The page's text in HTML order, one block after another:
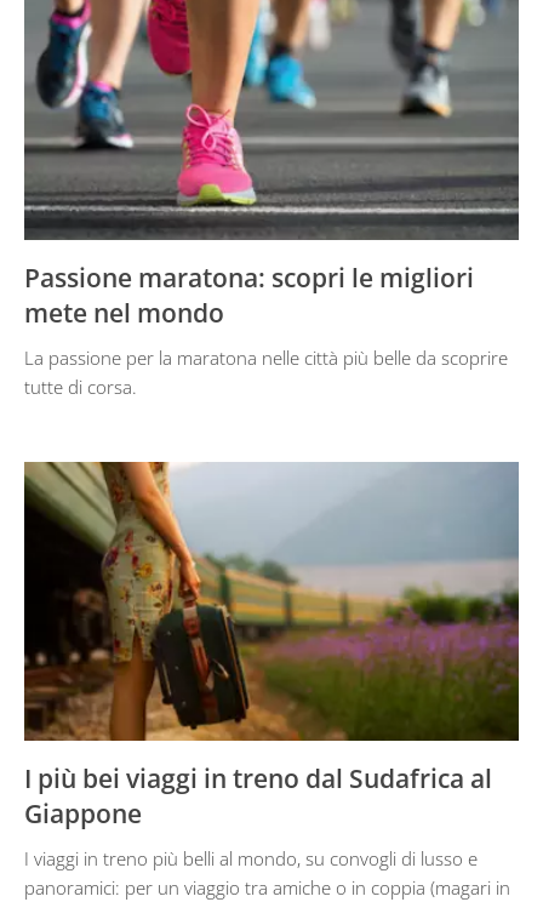
Passione maratona: scopri le migliori
mete nel mondo
La passione per la maratona nelle città più belle da scoprire
tutte di corsa.
I più bei viaggi in treno dal Sudafrica al
Giappone
I viaggi in treno più belli al mondo, su convogli di lusso e
panoramici: per un viaggio tra amiche o in coppia (magari in